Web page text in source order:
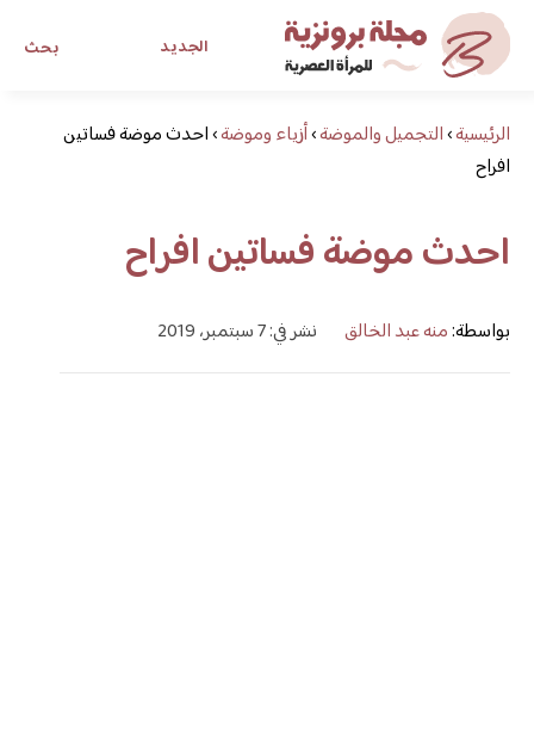
بحث الجديد
مجلة برونزية للفتاة العصريةالرئيسية›التجميل والموضة›أزياء وموضة›احدث موضة فساتين
افراح
احدث موضة فساتين افراح
بواسطة:منه عبد الخالق نشر في: 7 سبتمبر، 2019